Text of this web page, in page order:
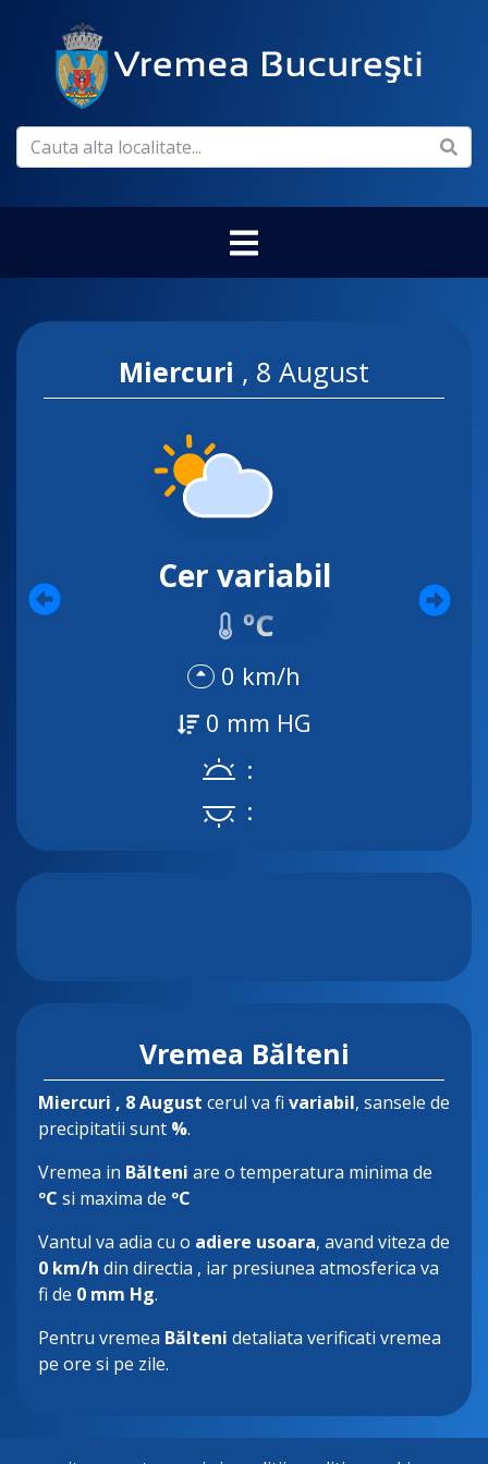
Miercuri , 8 August
Cer variabil
ºC
0 km/h
0 mm HG
:
:
Vremea Bălteni
Miercuri , 8 August cerul va fi variabil, sansele de
precipitatii sunt %.
Vremea in Bălteni are o temperatura minima de
ºC si maxima de ºC
Vantul va adia cu o adiere usoara, avand viteza de
0 km/h din directia , iar presiunea atmosferica va
fi de 0 mm Hg.
Pentru vremea Bălteni detaliata verificati vremea
pe ore si pe zile.